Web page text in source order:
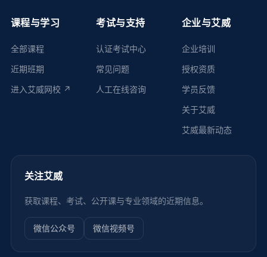
课程与学习
全部课程
近期班期
进入艾威网校 ↗
考试与支持
认证考试中心
常见问题
人工在线咨询
企业与艾威
企业培训
授权资质
学员反馈
关于艾威
艾威最新动态
关注艾威
获取课程、考试、公开课与专业领域的近期信息。
微信公众号 微信视频号